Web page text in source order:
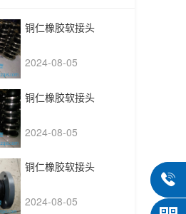
铜仁橡胶软接头
2024-08-05
铜仁橡胶软接头
2024-08-05
铜仁橡胶软接头
2024-08-05